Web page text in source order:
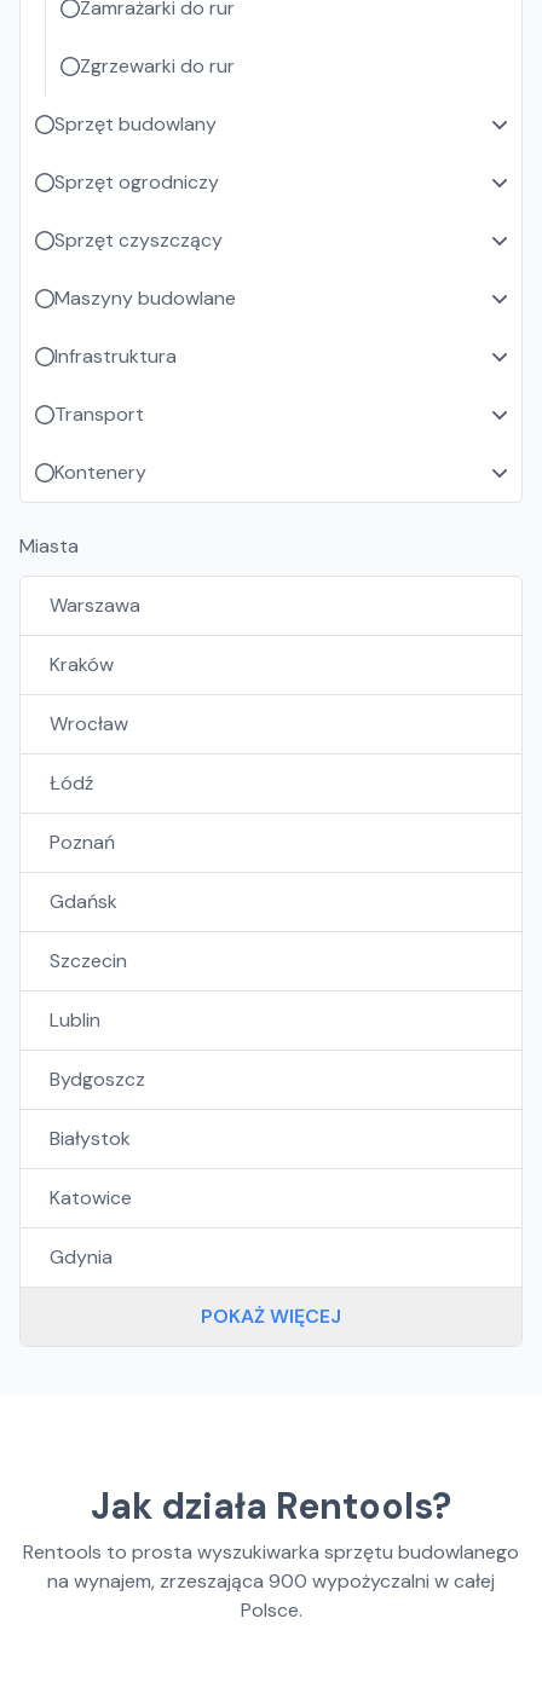
Zamrażarki do rur
Zgrzewarki do rur
Sprzęt budowlany
Sprzęt ogrodniczy
Sprzęt czyszczący
Maszyny budowlane
Infrastruktura
Transport
Kontenery
Miasta
Warszawa
Kraków
Wrocław
Łódź
Poznań
Gdańsk
Szczecin
Lublin
Bydgoszcz
Białystok
Katowice
Gdynia
POKAŻ WIĘCEJ
Jak działa Rentools?
Rentools to prosta wyszukiwarka sprzętu budowlanego
na wynajem, zrzeszająca 900 wypożyczalni w całej
Polsce.